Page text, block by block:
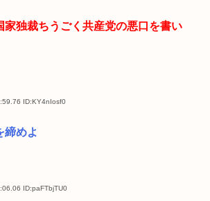
家独裁ちうごく共産党の悪口を書い
ID:KY4nIosf0
締めよ
ID:paFTbjTU0